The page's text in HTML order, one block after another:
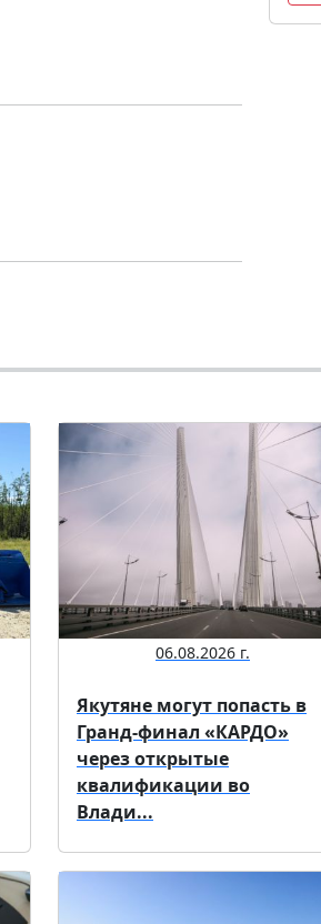
06.08.2026 г.
Якутяне могут попасть в
Гранд-финал «КАРДО»
через открытые
квалификации во
Влади...